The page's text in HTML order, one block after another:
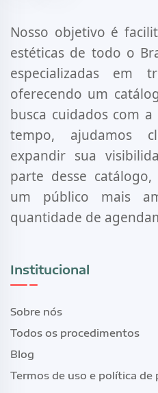
Nosso objetivo é
estéticas de todo o
especializadas em
oferecendo um
busca cuidados com
tempo, ajudamos
expandir sua
parte desse
um público mais
quantidade de
Institucional
Sobre nós
Todos os procedimentos
Blog
Termos de uso e política de